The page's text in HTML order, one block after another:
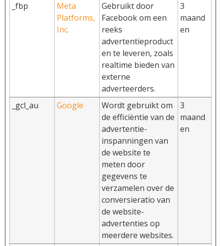
_fbp
Meta
Platforms,
Inc.
Gebruikt door
Facebook om een
reeks
advertentieproduct
en te leveren, zoals
realtime bieden van
externe
adverteerders.
3
maand
en
_gcl_au Google
Wordt gebruikt om
de efficiëntie van de
advertentie-
inspanningen van
de website te
meten door
gegevens te
verzamelen over de
conversieratio van
de website-
advertenties op
meerdere websites.
3
maand
en